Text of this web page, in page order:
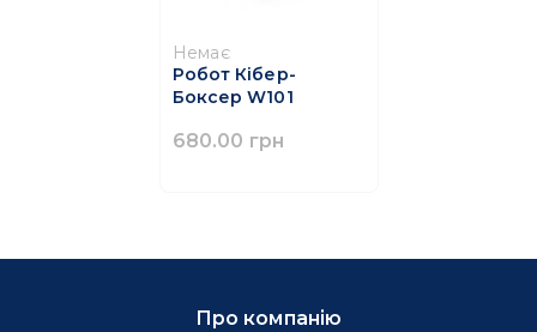
Немає
Робот Кібер-
Боксер W101
680.00 грн
Про компанію